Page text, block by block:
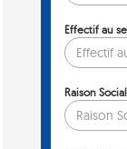
Effectif au
Raison